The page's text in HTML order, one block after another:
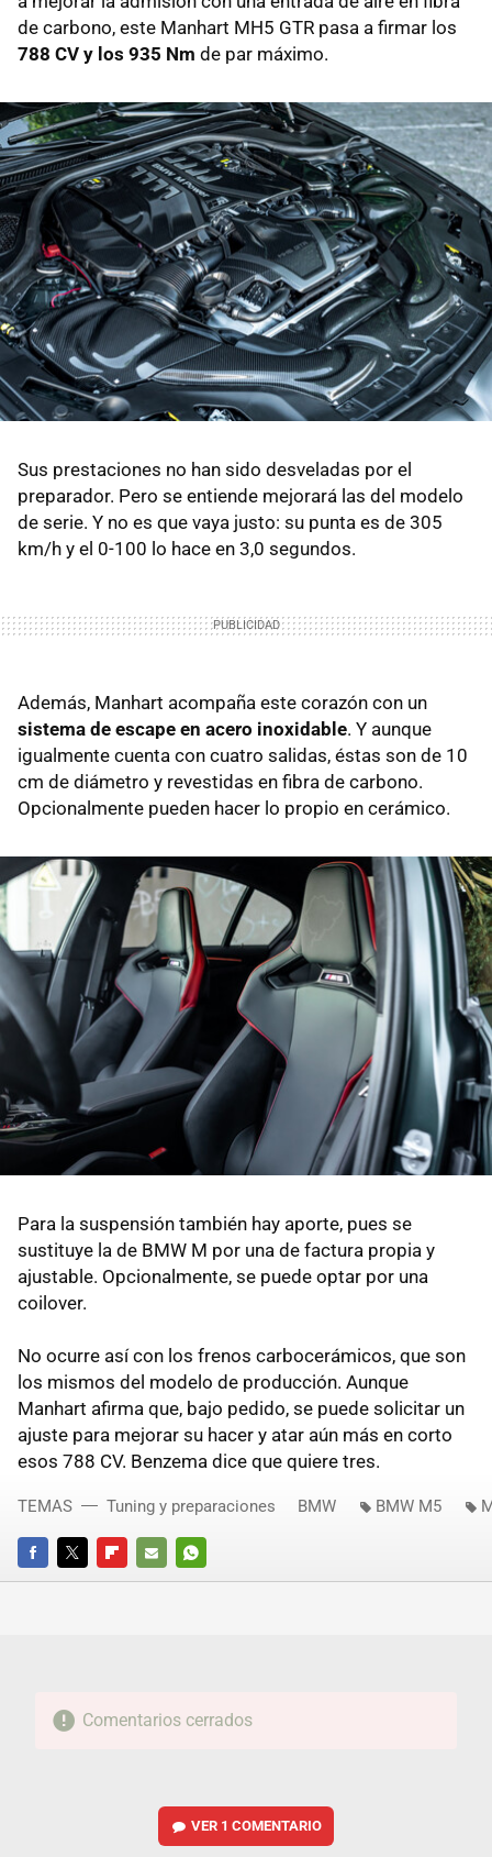
de carbono, este Manhart MH5 GTR pasa a firmar los
788 CV y los 935 Nm de par máximo.
Sus prestaciones no han sido desveladas por el
preparador. Pero se entiende mejorará las del modelo
de serie. Y no es que vaya justo: su punta es de 305
km/h y el 0-100 lo hace en 3,0 segundos.
Además, Manhart acompaña este corazón con un
sistema de escape en acero inoxidable. Y aunque
igualmente cuenta con cuatro salidas, éstas son de 10
cm de diámetro y revestidas en fibra de carbono.
Opcionalmente pueden hacer lo propio en cerámico.
Para la suspensión también hay aporte, pues se
sustituye la de BMW M por una de factura propia y
ajustable. Opcionalmente, se puede optar por una
coilover.
No ocurre así con los frenos carbocerámicos, que son
los mismos del modelo de producción. Aunque
Manhart afirma que, bajo pedido, se puede solicitar un
ajuste para mejorar su hacer y atar aún más en corto
esos 788 CV. Benzema dice que quiere tres.
FACEBOOKTWITTERFLIPBOARD
E-
WHATSAPP
TEMAS Tuning y preparaciones BMW BMW M5
Comentarios cerrados
VER 1 COMENTARIO